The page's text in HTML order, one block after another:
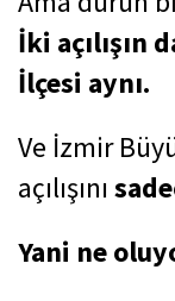
İki açılışın
İlçesi aynı.
Ve İzmir
açılışını
Yani ne